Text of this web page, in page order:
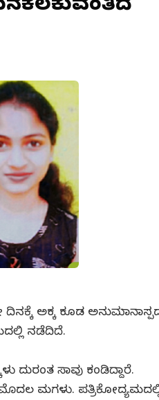
ಮನಕಲಕುವಂತಿದೆ
ದಿನಕ್ಕೆ ಅಕ್ಕ ಕೂಡ
ನಡೆದಿದೆ.
ದುರಂತ ಸಾವು ಕಂಡಿದ್ದಾರೆ.
ಮಗಳು.